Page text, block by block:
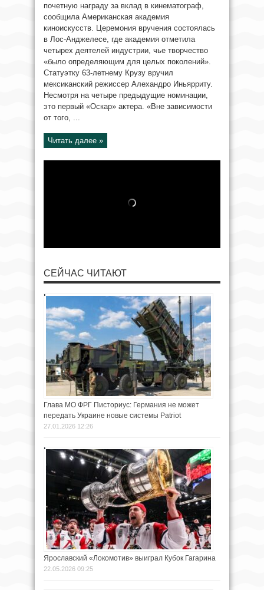
почетную награду за вклад в кинематограф,
сообщила Американская академия
киноискусств. Церемония вручения состоялась
в Лос-Анджелесе, где академия отметила
четырех деятелей индустрии, чье творчество
«было определяющим для целых поколений».
Статуэтку 63-летнему Крузу вручил
мексиканский режиссер Алехандро Иньярриту.
Несмотря на четыре предыдущие номинации,
это первый «Оскар» актера. «Вне зависимости
от того, ...
Читать далее »
СЕЙЧАС ЧИТАЮТ
Глава МО ФРГ Писториус: Германия не может
передать Украине новые системы Patriot
27.01.2026 12:26
Ярославский «Локомотив» выиграл Кубок Гагарина
22.05.2026 09:25